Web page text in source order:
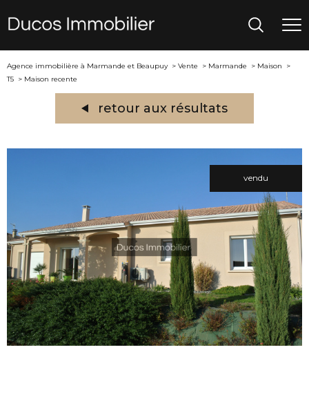
Agence immobilière à Marmande et Beaupuy Vente Marmande
Maison
T5
Maison recente
retour aux résultats
vendu